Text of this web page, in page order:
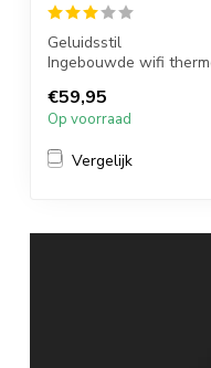
Geluidsstil
Ingebouwde wifi
Convec...
€59,95
Op voorraad
Vergelijk